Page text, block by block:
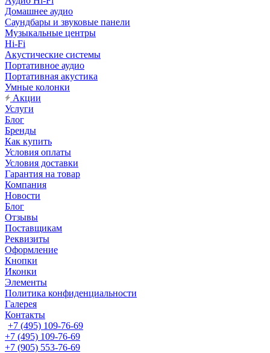
Домашнее аудио
Саундбары и звуковые панели
Музыкальные центры
Hi-Fi
Акустические системы
Портативное аудио
Портативная акустика
Умные колонки
Акции
Услуги
Блог
Бренды
Как купить
Условия оплаты
Условия доставки
Гарантия на товар
Компания
Новости
Блог
Отзывы
Поставщикам
Реквизиты
Оформление
Кнопки
Иконки
Элементы
Политика конфиденциальности
Галерея
Контакты
+7 (495) 109-76-69
+7 (495) 109-76-69
+7 (905) 553-76-69